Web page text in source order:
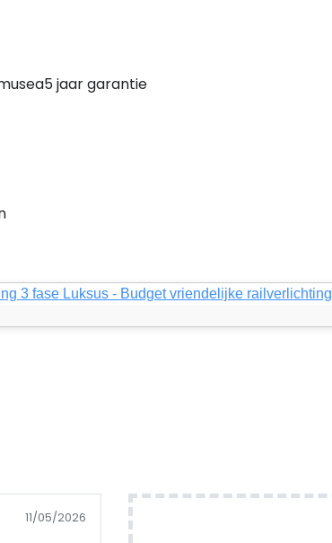
jaar garantie
3 fase Luksus - Budget vriendelijke railverlichting
11/05/2026